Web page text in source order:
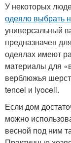
У некоторых
одеяло выбрать
универсальный
предназначен
одеялах имеют
материалы для
верблюжья
tencel и lyocell.
Если дом
можно
весной под ним